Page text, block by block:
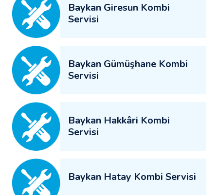
Baykan Giresun Kombi
Servisi
Baykan Gümüşhane Kombi
Servisi
Baykan Hakkâri Kombi
Servisi
Baykan Hatay Kombi Servisi